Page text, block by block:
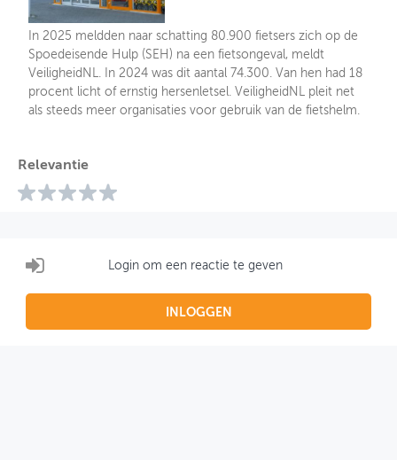
In 2025 meldden naar schatting 80.900 fietsers zich op de
Spoedeisende Hulp (SEH) na een fietsongeval, meldt
VeiligheidNL. In 2024 was dit aantal 74.300. Van hen had 18
procent licht of ernstig hersenletsel. VeiligheidNL pleit net
als steeds meer organisaties voor gebruik van de fietshelm.
Relevantie
Login om een reactie te geven
INLOGGEN